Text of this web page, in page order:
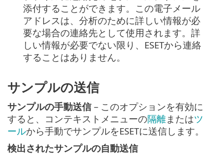
添付することができます。この電子メール
アドレスは、分析のために詳しい情報が必
要な場合の連絡先として使用されます。詳
しい情報が必要でない限り、ESETから連絡
することはありません。
サンプルの送信
サンプルの手動送信– このオプションを有効に
すると、コンテキストメニューの隔離またはツ
ールから手動でサンプルをESETに送信します。
検出されたサンプルの自動送信